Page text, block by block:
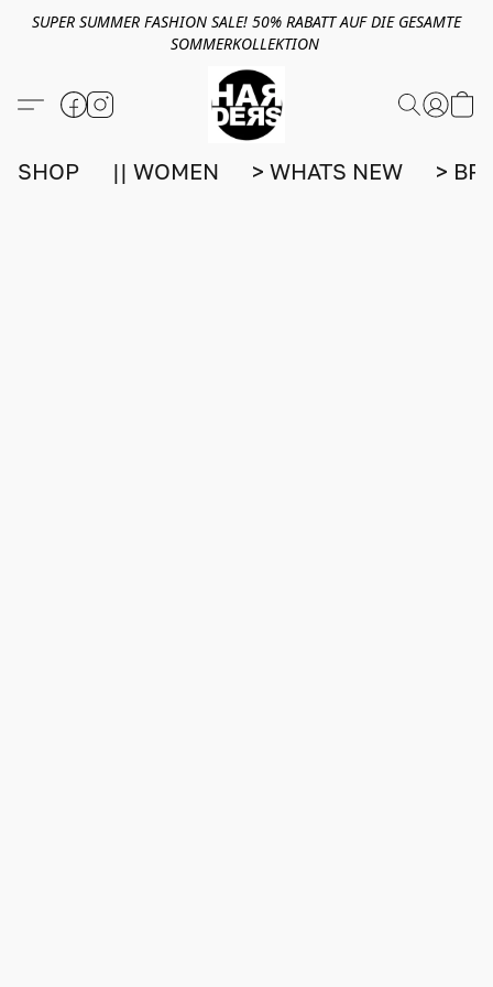
SUPER SUMMER FASHION SALE! 50% RABATT AUF DIE GESAMTE
SOMMERKOLLEKTION
SHOP || WOMEN > WHATS NEW >